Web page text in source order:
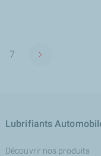
Page
7
Page suivante
Lubrifiants
Découvrir nos produits